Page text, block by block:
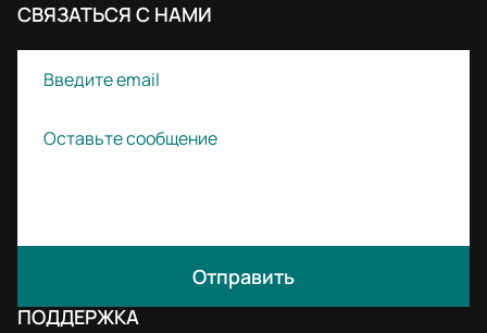
ПОДДЕРЖКА
СВЯЗАТЬСЯ С НАМИ
Отправить